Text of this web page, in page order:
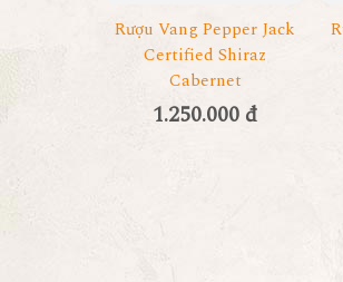
Rượu Vang Pepper Jack
Certified Shiraz
Cabernet
1.250.000 đ